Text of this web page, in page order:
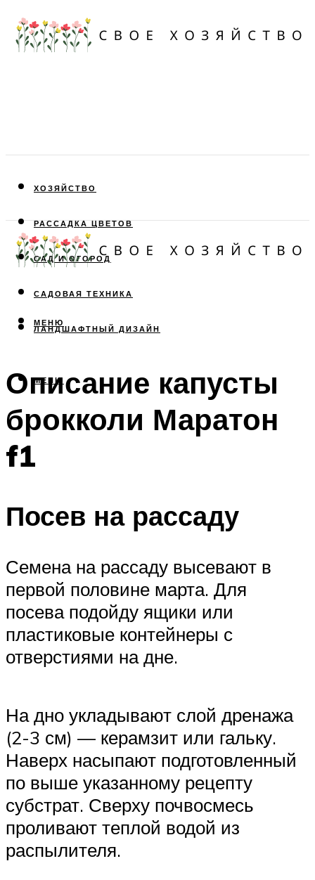
ХОЗЯЙСТВО
РАССАДКА ЦВЕТОВ
САД И ОГОРОД
САДОВАЯ ТЕХНИКА
ЛАНДШАФТНЫЙ ДИЗАЙН
МЕНЮ
МЕНЮ
Описание капусты
брокколи Маратон
f1
Посев на рассаду
Семена на рассаду высевают в
первой половине марта. Для
посева подойду ящики или
пластиковые контейнеры с
отверстиями на дне.
На дно укладывают слой дренажа
(2-3 см) — керамзит или гальку.
Наверх насыпают подготовленный
по выше указанному рецепту
субстрат. Сверху почвосмесь
проливают теплой водой из
распылителя.